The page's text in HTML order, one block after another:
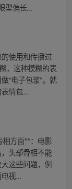
型偏长...
使用和传播过
，这种模糊的表
“电子包浆”。就
情包...
相方面**：电影
头部骨相不能
这些问题，例
视...